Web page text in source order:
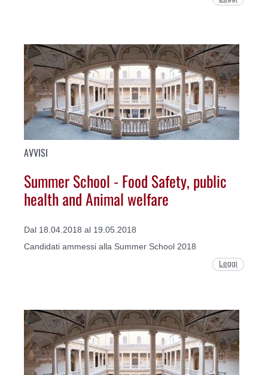
AVVISI
Summer School - Food Safety, public
health and Animal welfare
Dal 18.04.2018 al 19.05.2018
Candidati ammessi alla Summer School 2018
Leggi